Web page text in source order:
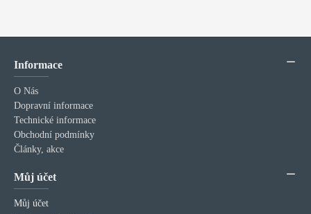
Informace
O Nás
Dopravní informace
Technické informace
Obchodní podmínky
Články, akce
Můj účet
Můj účet